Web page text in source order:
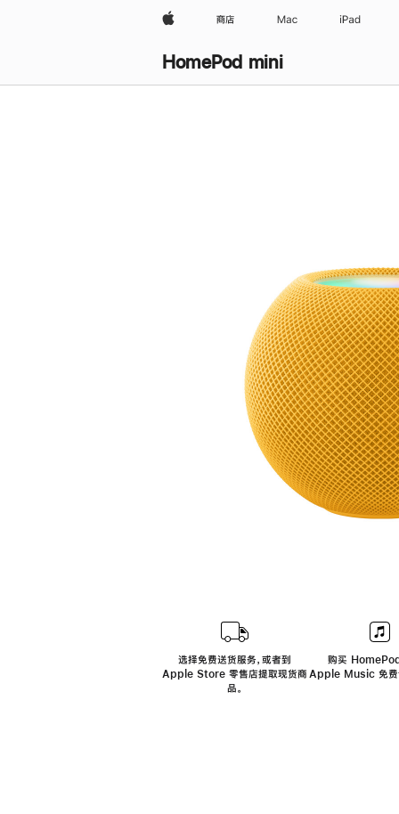
Apple 商店 Mac iPad
HomePod mini
选择免费送货服务，或者到
Apple Store 零售店提取现货商
品。
购买
Apple Music 免费